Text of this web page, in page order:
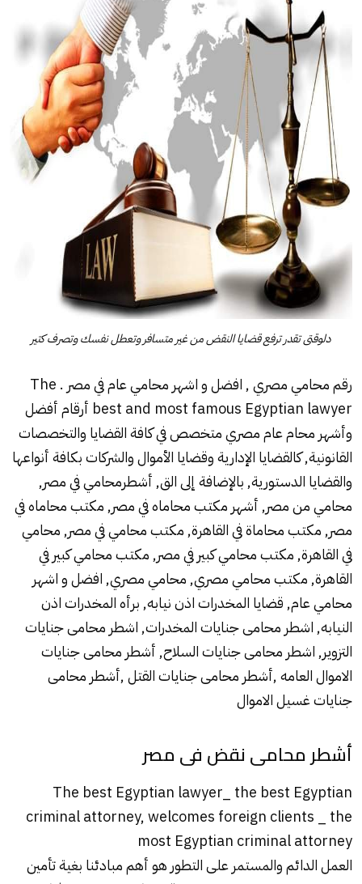
دلوقتى تقدر ترفع قضايا النقض من غير متسافر وتعطل نفسك وتصرف كتير
رقم محامي مصري , افضل و اشهر محامي عام في مصر . The
best and most famous Egyptian lawyer أرقام أفضل
وأشهر محام عام مصري متخصص في كافة القضايا والتخصصات
القانونية, كالقضايا الإدارية وقضايا الأموال والشركات بكافة أنواعها
والقضايا الدستورية, بالإضافة إلى الق, أشطرمحامي في مصر,
محامي من مصر, أشهر مكتب محاماه في مصر, مكتب محاماه في
مصر, مكتب محاماة في القاهرة, مكتب محامي في مصر, محامي
في القاهرة, مكتب محامي كبير في مصر, مكتب محامي كبير في
القاهرة, مكتب محامي مصري, محامي مصري, افضل و اشهر
محامي عام, قضايا المخدرات اذن نيابه, برأه المخدرات اذن
النيابه, اشطر محامى جنايات المخدرات, اشطر محامى جنايات
التزوير, اشطر محامى جنايات السلاح, أشطر محامى جنايات
الاموال العامه ,أشطر محامى جنايات القتل ,أشطر محامى
جنايات غسيل الاموال
أشطر محامى نقض فى مصر
The best Egyptian lawyer_ the best Egyptian
criminal attorney, welcomes foreign clients _ the
most Egyptian criminal attorney
العمل الدائم والمستمر على التطور هو أهم مبادئنا بغية تأمين